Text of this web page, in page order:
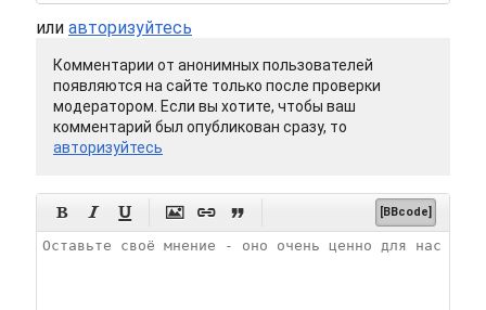
или авторизуйтесь
Комментарии от анонимных пользователей
появляются на сайте только после проверки
модератором. Если вы хотите, чтобы ваш
комментарий был опубликован сразу, то
авторизуйтесь
      [BBcode]